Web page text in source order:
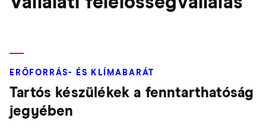
ERŐFORRÁS- ÉS KLÍMABARÁT
Tartós készülékek a fenntarthatóság
jegyében